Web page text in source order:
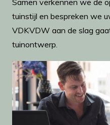
Samen verkennen we de
tuinstijl en bespreken we
VDK·VDW aan de slag
tuinontwerp.